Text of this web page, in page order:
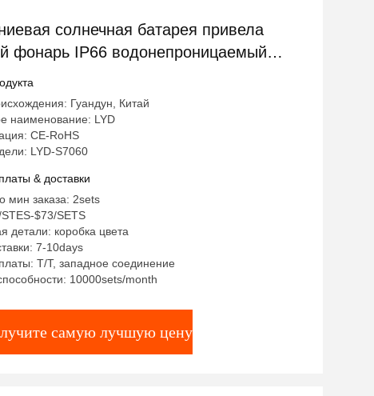
солнечная батарея привела
фонарь IP66 водонепроницаемый
свет панели солнечных батарей
Гуандун, Китай
наименование: LYD
CE-RoHS
LYD-S7060
& доставки
мин заказа: 2sets
$73/SETS
детали: коробка цвета
7-10days
T/T, западное соединение
10000sets/month
самую лучшую цену